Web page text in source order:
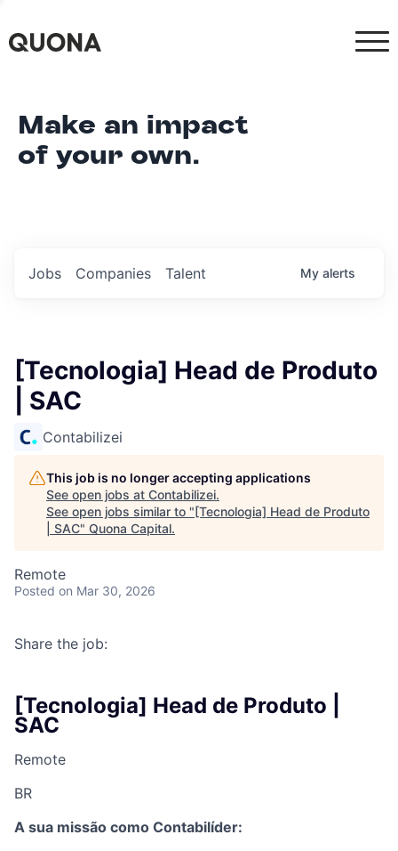
Make an impact
of your own.
Jobs Companies Talent My alerts
[Tecnologia] Head de Produto
| SAC
Contabilizei
This job is no longer accepting applications
See open jobs at Contabilizei.
See open jobs similar to "[Tecnologia] Head de Produto
| SAC" Quona Capital.
Remote
Posted on Mar 30, 2026
Share the job:
[Tecnologia] Head de Produto |
SAC
Remote
BR
A sua missão como Contabilíder: